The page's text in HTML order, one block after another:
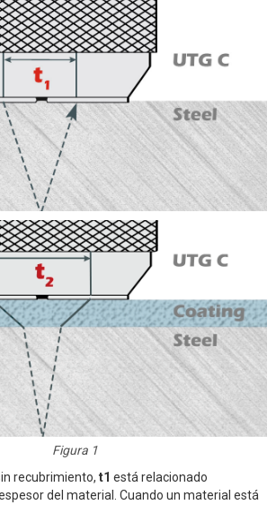
Figura 1
recubrimiento, t1 está relacionado
del material. Cuando un material está